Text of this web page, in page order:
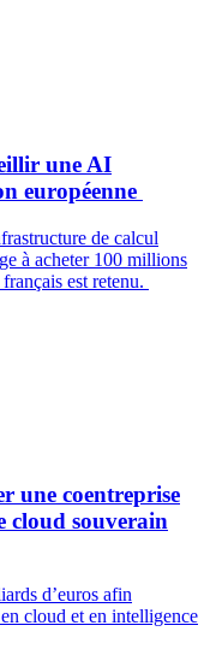
une AI
européenne
de calcul
à acheter 100 millions
est retenu.
une coentreprise
cloud souverain
d’euros afin
cloud et en intelligence